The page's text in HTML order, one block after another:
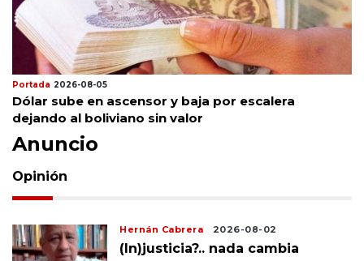
Portada 2026-08-05
Dólar sube en ascensor y baja por escalera
dejando al boliviano sin valor
Anuncio
Opinión
Hernán Cabrera 2026-08-02
(In)justicia?.. nada cambia